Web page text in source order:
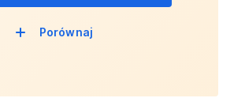
Porównaj